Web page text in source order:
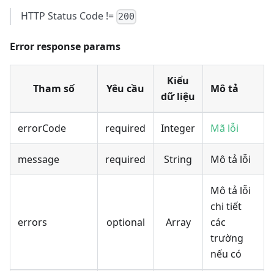
HTTP Status Code != 200
Error response params
Tham số Yêu cầu
Kiểu
dữ liệu
Mô tả
errorCode required Integer Mã lỗi
message required String Mô tả lỗi
errors optional Array
Mô tả lỗi
chi tiết
các
trường
nếu có